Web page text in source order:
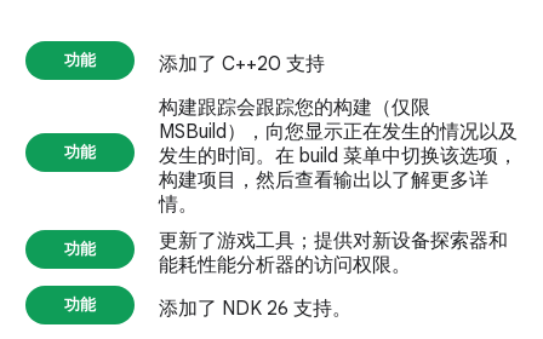
功能 添加了 C++20 支持
功能
构建跟踪会跟踪您的构建（仅限
MSBuild），向您显示正在发生的情况以及
发生的时间。在 build 菜单中切换该选项，
构建项目，然后查看输出以了解更多详
情。
功能
更新了游戏工具；提供对新设备探索器和
能耗性能分析器的访问权限。
功能 添加了 NDK 26 支持。